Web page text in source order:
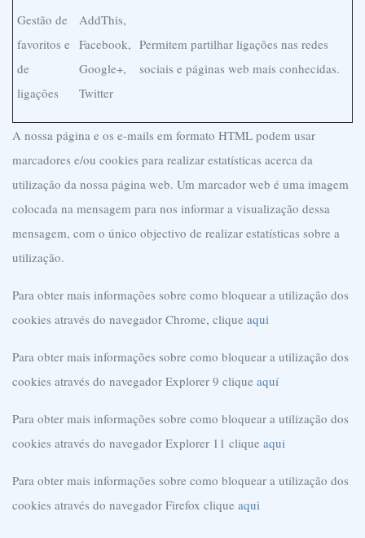
Gestão de
favoritos e
de
ligações
AddThis,
Facebook,
Google+,
Twitter
Permitem partilhar ligações nas redes
sociais e páginas web mais conhecidas.
A nossa página e os e-mails em formato HTML podem usar
marcadores e/ou cookies para realizar estatísticas acerca da
utilização da nossa página web. Um marcador web é uma imagem
colocada na mensagem para nos informar a visualização dessa
mensagem, com o único objectivo de realizar estatísticas sobre a
utilização.
Para obter mais informações sobre como bloquear a utilização dos
cookies através do navegador Chrome, clique aqui
Para obter mais informações sobre como bloquear a utilização dos
cookies através do navegador Explorer 9 clique aquí
Para obter mais informações sobre como bloquear a utilização dos
cookies através do navegador Explorer 11 clique aqui
Para obter mais informações sobre como bloquear a utilização dos
cookies através do navegador Firefox clique aqui